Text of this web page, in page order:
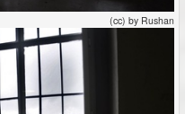
(cc) by Rushan